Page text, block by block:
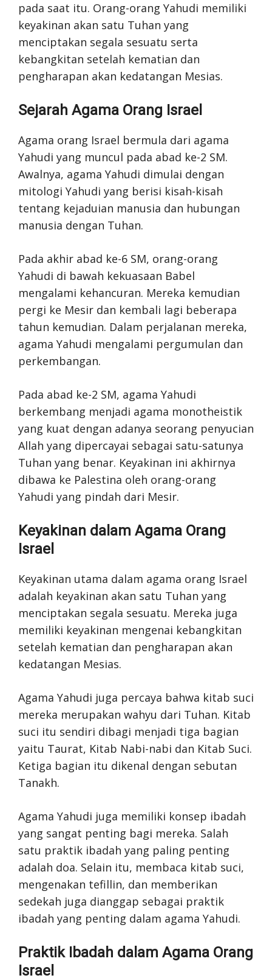
pada saat itu. Orang-orang Yahudi memiliki
keyakinan akan satu Tuhan yang
menciptakan segala sesuatu serta
kebangkitan setelah kematian dan
pengharapan akan kedatangan Mesias.
Sejarah Agama Orang Israel
Agama orang Israel bermula dari agama
Yahudi yang muncul pada abad ke-2 SM.
Awalnya, agama Yahudi dimulai dengan
mitologi Yahudi yang berisi kisah-kisah
tentang kejaduian manusia dan hubungan
manusia dengan Tuhan.
Pada akhir abad ke-6 SM, orang-orang
Yahudi di bawah kekuasaan Babel
mengalami kehancuran. Mereka kemudian
pergi ke Mesir dan kembali lagi beberapa
tahun kemudian. Dalam perjalanan mereka,
agama Yahudi mengalami pergumulan dan
perkembangan.
Pada abad ke-2 SM, agama Yahudi
berkembang menjadi agama monotheistik
yang kuat dengan adanya seorang penyucian
Allah yang dipercayai sebagai satu-satunya
Tuhan yang benar. Keyakinan ini akhirnya
dibawa ke Palestina oleh orang-orang
Yahudi yang pindah dari Mesir.
Keyakinan dalam Agama Orang
Israel
Keyakinan utama dalam agama orang Israel
adalah keyakinan akan satu Tuhan yang
menciptakan segala sesuatu. Mereka juga
memiliki keyakinan mengenai kebangkitan
setelah kematian dan pengharapan akan
kedatangan Mesias.
Agama Yahudi juga percaya bahwa kitab suci
mereka merupakan wahyu dari Tuhan. Kitab
suci itu sendiri dibagi menjadi tiga bagian
yaitu Taurat, Kitab Nabi-nabi dan Kitab Suci.
Ketiga bagian itu dikenal dengan sebutan
Tanakh.
Agama Yahudi juga memiliki konsep ibadah
yang sangat penting bagi mereka. Salah
satu praktik ibadah yang paling penting
adalah doa. Selain itu, membaca kitab suci,
mengenakan tefillin, dan memberikan
sedekah juga dianggap sebagai praktik
ibadah yang penting dalam agama Yahudi.
Praktik Ibadah dalam Agama Orang
Israel